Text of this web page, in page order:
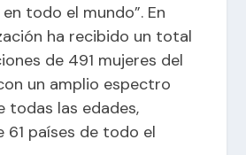
todo el mundo”. En
ha recibido un total
de 491 mujeres del
un amplio espectro
todas las edades,
61 países de todo el